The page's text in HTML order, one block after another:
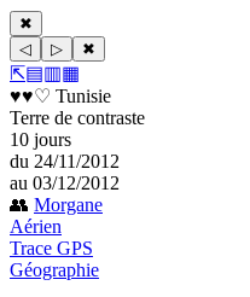
✖
◁
▷ ✖
⇱▤▥▦
♥♥♡ Tunisie
Terre de contraste
10 jours
du 24/11/2012
au 03/12/2012
👥 Morgane
Aérien
Trace GPS
Géographie